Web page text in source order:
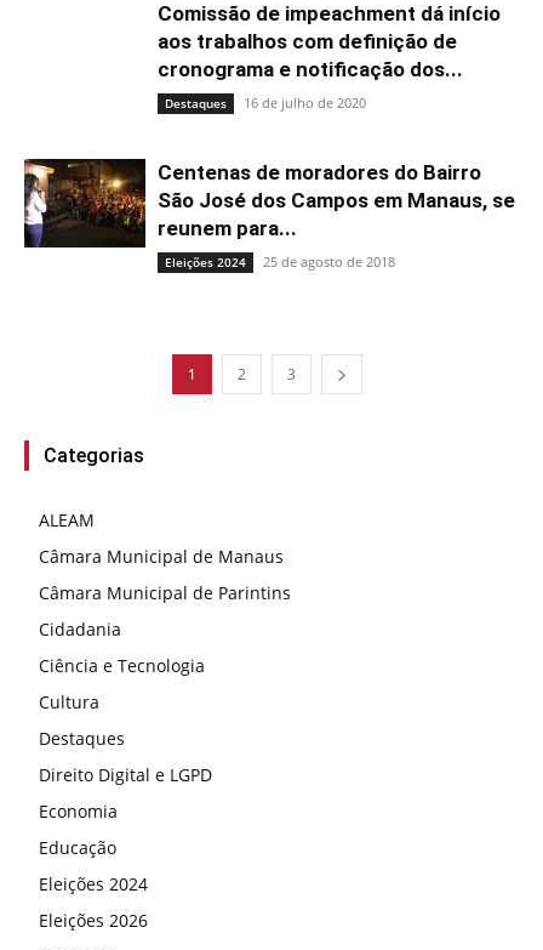
Comissão de impeachment dá início
aos trabalhos com definição de
cronograma e notificação dos...
Destaques 16 de julho de 2020
Centenas de moradores do Bairro
São José dos Campos em Manaus, se
reunem para...
Eleições 2024 25 de agosto de 2018
1 2 3
Categorias
ALEAM
Câmara Municipal de Manaus
Câmara Municipal de Parintins
Cidadania
Ciência e Tecnologia
Cultura
Destaques
Direito Digital e LGPD
Economia
Educação
Eleições 2024
Eleições 2026